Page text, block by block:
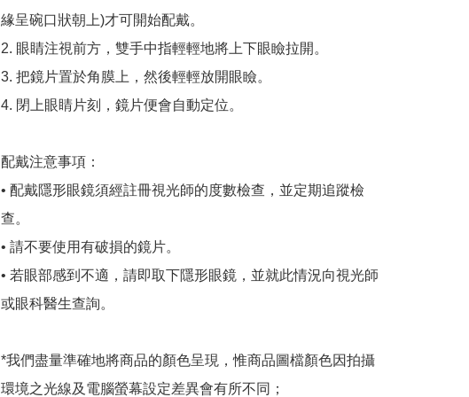
緣呈碗口狀朝上)才可開始配戴。
2. 眼睛注視前方，雙手中指輕輕地將上下眼瞼拉開。
3. 把鏡片置於角膜上，然後輕輕放開眼瞼。
4. 閉上眼睛片刻，鏡片便會自動定位。
配戴注意事項：
• 配戴隱形眼鏡須經註冊視光師的度數檢查，並定期追蹤檢
查。
• 請不要使用有破損的鏡片。
• 若眼部感到不適，請即取下隱形眼鏡，並就此情況向視光師
或眼科醫生查詢。
*我們盡量準確地將商品的顏色呈現，惟商品圖檔顏色因拍攝
環境之光線及電腦螢幕設定差異會有所不同；